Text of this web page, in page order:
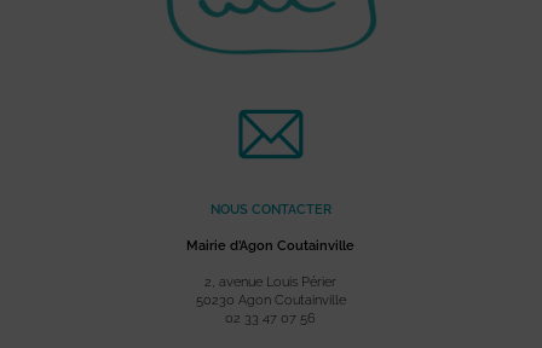
NOUS CONTACTER
Mairie d’Agon Coutainville
2, avenue Louis Périer
50230 Agon Coutainville
02 33 47 07 56